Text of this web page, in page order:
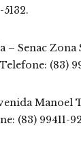
5132.
– Senac Zona
(83)
Manoel
(83) 99411-